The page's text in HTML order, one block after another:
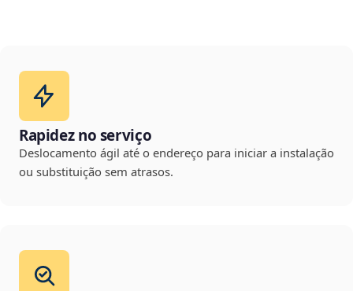
Rapidez no serviço
Deslocamento ágil até o endereço para iniciar a instalação
ou substituição sem atrasos.